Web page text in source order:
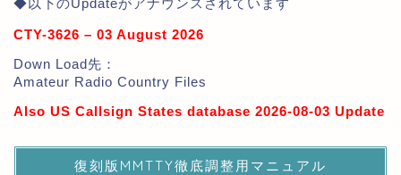
◆以下のUpdateがアナウンスされています
CTY-3626 – 03 August 2026
Down Load先：
Amateur Radio Country Files
Also US Callsign States database 2026-08-03 Update
復刻版MMTTY徹底調整用マニュアル